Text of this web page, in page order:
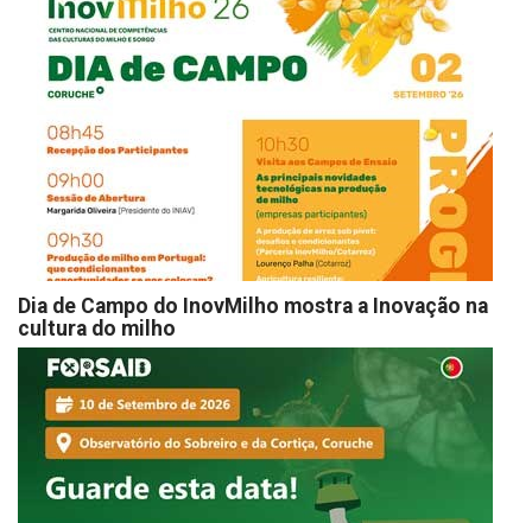
Dia de Campo do InovMilho mostra a Inovação na
cultura do milho